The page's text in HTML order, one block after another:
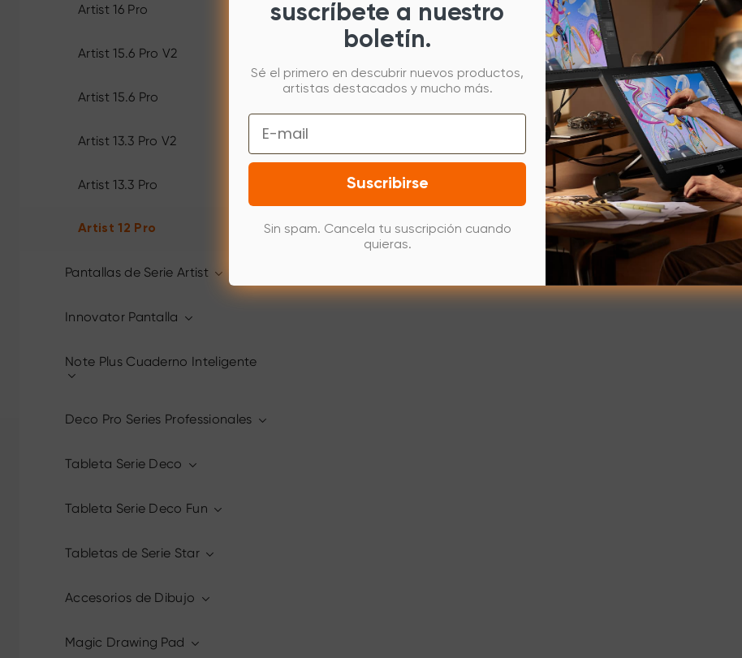
Artist 16 Pro
Artist 15.6 Pro V2
Artist 15.6 Pro
Artist 13.3 Pro V2
Artist 13.3 Pro
Artist 12 Pro
Pantallas de Serie Artist
Innovator Pantalla
Note Plus Cuaderno Inteligente
Deco Pro Series Professionales
Tableta Serie Deco
Tableta Serie Deco Fun
Tabletas de Serie Star
Accesorios de Dibujo
Magic Drawing Pad
suscríbete a nuestro
boletín.
Sé el primero en descubrir nuevos productos,
artistas destacados y mucho más.
Email
Suscribirse
Sin spam. Cancela tu suscripción cuando
quieras.